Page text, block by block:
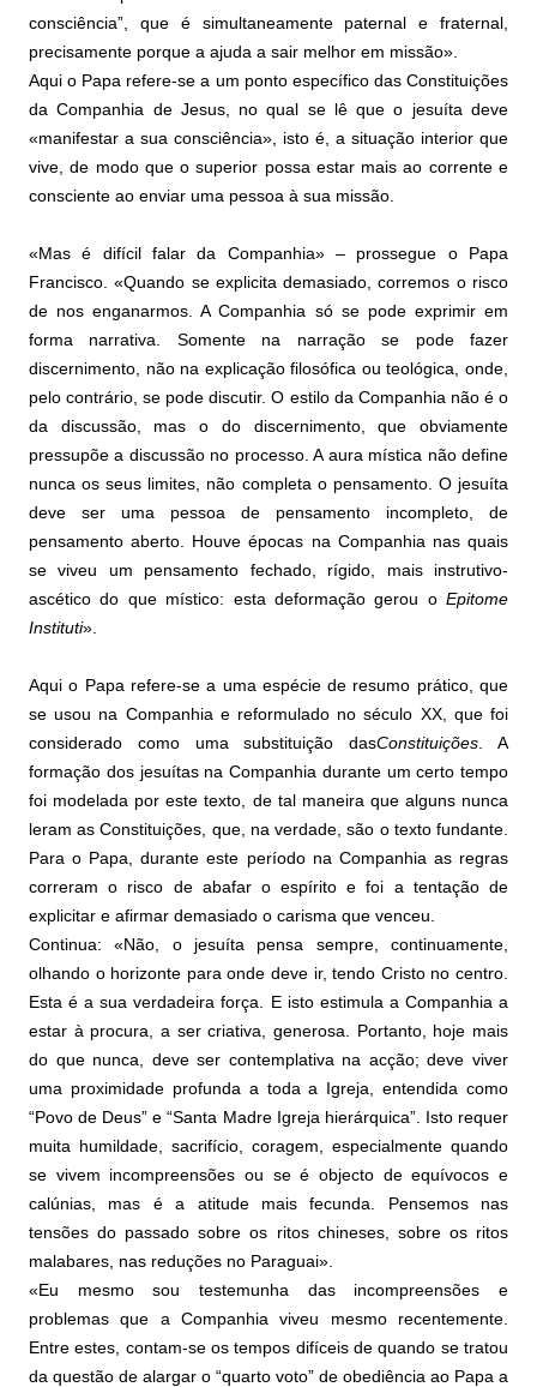
consciência”, que é simultaneamente paternal e fraternal,
precisamente porque a ajuda a sair melhor em missão».
Aqui o Papa refere-se a um ponto específico das Constituições
da Companhia de Jesus, no qual se lê que o jesuíta deve
«manifestar a sua consciência», isto é, a situação interior que
vive, de modo que o superior possa estar mais ao corrente e
consciente ao enviar uma pessoa à sua missão.
«Mas é difícil falar da Companhia» – prossegue o Papa
Francisco. «Quando se explicita demasiado, corremos o risco
de nos enganarmos. A Companhia só se pode exprimir em
forma narrativa. Somente na narração se pode fazer
discernimento, não na explicação filosófica ou teológica, onde,
pelo contrário, se pode discutir. O estilo da Companhia não é o
da discussão, mas o do discernimento, que obviamente
pressupõe a discussão no processo. A aura mística não define
nunca os seus limites, não completa o pensamento. O jesuíta
deve ser uma pessoa de pensamento incompleto, de
pensamento aberto. Houve épocas na Companhia nas quais
se viveu um pensamento fechado, rígido, mais instrutivo-
ascético do que místico: esta deformação gerou o Epitome
Instituti».
Aqui o Papa refere-se a uma espécie de resumo prático, que
se usou na Companhia e reformulado no século XX, que foi
considerado como uma substituição dasConstituições . A
formação dos jesuítas na Companhia durante um certo tempo
foi modelada por este texto, de tal maneira que alguns nunca
leram as Constituições, que, na verdade, são o texto fundante.
Para o Papa, durante este período na Companhia as regras
correram o risco de abafar o espírito e foi a tentação de
explicitar e afirmar demasiado o carisma que venceu.
Continua: «Não, o jesuíta pensa sempre, continuamente,
olhando o horizonte para onde deve ir, tendo Cristo no centro.
Esta é a sua verdadeira força. E isto estimula a Companhia a
estar à procura, a ser criativa, generosa. Portanto, hoje mais
do que nunca, deve ser contemplativa na acção; deve viver
uma proximidade profunda a toda a Igreja, entendida como
“Povo de Deus” e “Santa Madre Igreja hierárquica”. Isto requer
muita humildade, sacrifício, coragem, especialmente quando
se vivem incompreensões ou se é objecto de equívocos e
calúnias, mas é a atitude mais fecunda. Pensemos nas
tensões do passado sobre os ritos chineses, sobre os ritos
malabares, nas reduções no Paraguai».
«Eu mesmo sou testemunha das incompreensões e
problemas que a Companhia viveu mesmo recentemente.
Entre estes, contam-se os tempos difíceis de quando se tratou
da questão de alargar o “quarto voto” de obediência ao Papa a